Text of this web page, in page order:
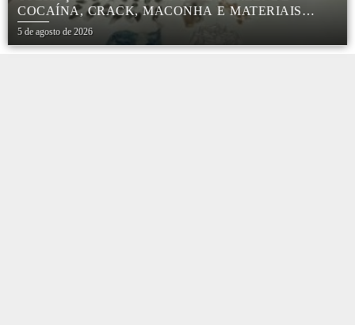
COCAÍNA, CRACK, MACONHA E MATERIAIS
PARA EMBALAR DROGAS EM BOTUCATU
5 de agosto de 2026